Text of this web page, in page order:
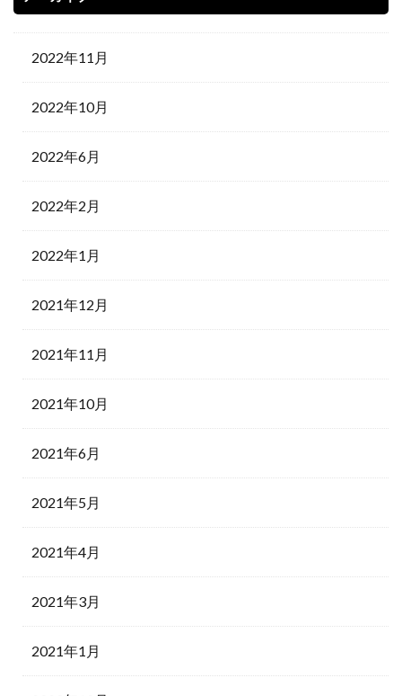
2022年11月
2022年10月
2022年6月
2022年2月
2022年1月
2021年12月
2021年11月
2021年10月
2021年6月
2021年5月
2021年4月
2021年3月
2021年1月